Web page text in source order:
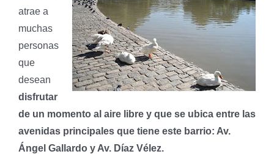
atrae a
muchas
personas
que
desean
disfrutar
de un momento al aire libre y que se ubica entre las
avenidas principales que tiene este barrio: Av.
Ángel Gallardo y Av. Díaz Vélez.